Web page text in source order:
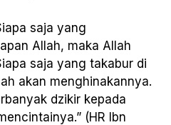
Allah, maka Allah
saja yang takabur di
akan menghinakannya.
dzikir kepada
(HR Ibn